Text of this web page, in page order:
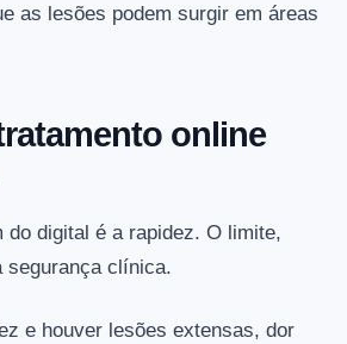
as lesões podem surgir em áreas
online
do digital é a rapidez. O limite,
segurança clínica.
e houver lesões extensas, dor